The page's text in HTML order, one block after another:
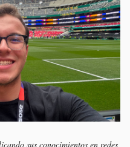
sus conocimientos en redes